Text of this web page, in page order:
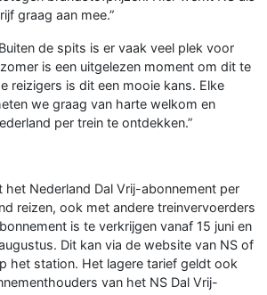
graag aan mee.”
de spits is er vaak veel plek voor
is een uitgelezen moment om dit te
reizigers is dit een mooie kans. Elke
we graag van harte welkom en
per trein te ontdekken.”
het Nederland Dal Vrij-abonnement per
reizen, ook met andere treinvervoerders
is te verkrijgen vanaf 15 juni en
Dit kan via de website van NS of
het station. Het lagere tarief geldt ook
van het NS Dal Vrij-